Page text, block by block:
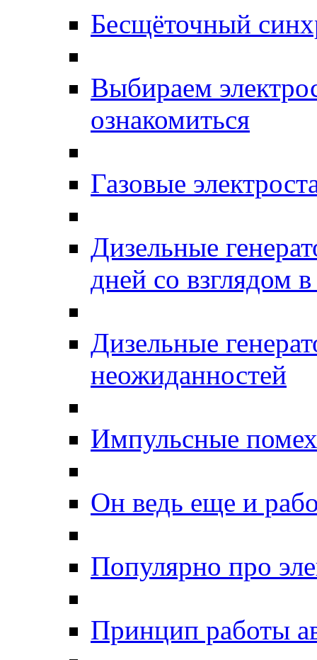
Бесщёточный
Выбираем
ознакомиться
Газовые
Дизельные
дней со взглядом
Дизельные
неожиданностей
Импульсные
Он ведь еще и
Популярно про
Принцип работы